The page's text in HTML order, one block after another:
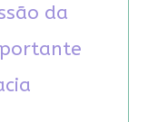
da